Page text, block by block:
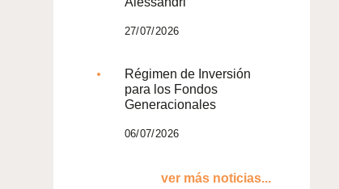
27/07/2026
Régimen de Inversión
para los Fondos
Generacionales
06/07/2026
ver más noticias...